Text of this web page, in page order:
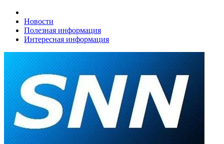
Новости
Полезная информация
Интересная информация